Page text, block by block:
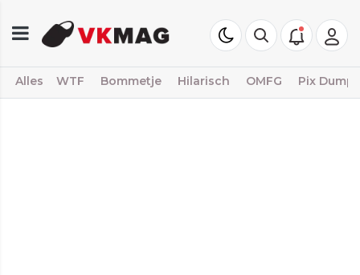
Alles WTF Bommetje Hilarisch OMFG Pix Dump